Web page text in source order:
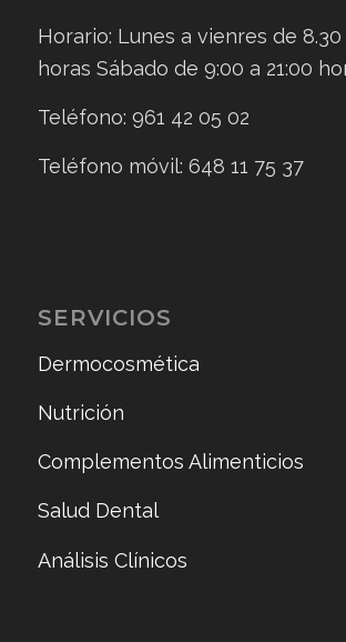
Horario: Lunes a vienres de 8.30
horas Sábado de 9:00 a 21:00
Teléfono: 961 42 05 02
Teléfono móvil: 648 11 75 37
SERVICIOS
Dermocosmética
Nutrición
Complementos Alimenticios
Salud Dental
Análisis Clínicos